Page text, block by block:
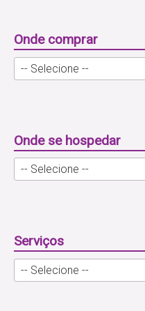
Onde comprar
Onde se hospedar
Serviços